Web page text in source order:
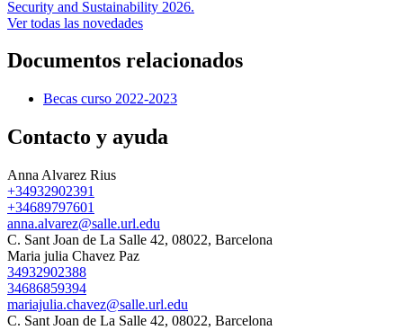
Security and Sustainability 2026.
Ver todas las novedades
Documentos relacionados
Becas curso 2022-2023
Contacto y ayuda
Anna Alvarez Rius
+34932902391
+34689797601
anna.alvarez@salle.url.edu
C. Sant Joan de La Salle 42, 08022, Barcelona
Maria julia Chavez Paz
34932902388
34686859394
mariajulia.chavez@salle.url.edu
C. Sant Joan de La Salle 42, 08022, Barcelona